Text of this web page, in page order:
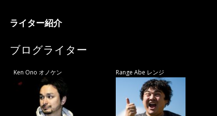
ライター紹介
ブログライター
Ken Ono オノケン Range Abe レンジ